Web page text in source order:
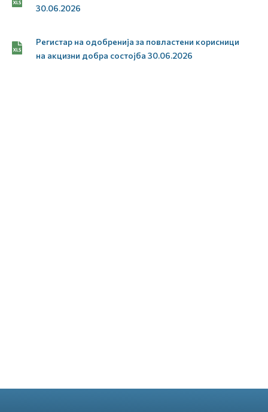
30.06.2026
Регистар на одобренија за повластени корисници
на акцизни добра состојба 30.06.2026